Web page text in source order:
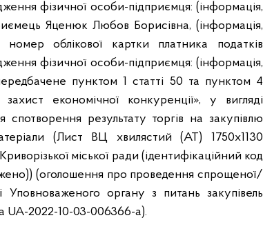
фізичної особи-підприємця: (інформація,
Яценюк Любов Борисівна, (інформація,
облікової картки платника податків
фізичної особи-підприємця: (інформація,
пунктом 1 статті 50 та пунктом 4
економічної конкуренції», у вигляді
результату торгів на закупівлю
(Лист ВЦ хвилястий (АТ) 1750х1130
міської ради (ідентифікаційний код
(оголошення про проведення спрощеної/
Уповноваженого органу з питань закупівель
UA-2022-10-03-006366-a).